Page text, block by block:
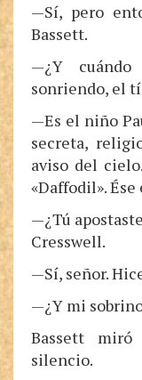
—Sí, pero
Bassett.
—¿Y cuándo
sonriendo, el
—Es el niño
secreta,
aviso del
«Daffodil».
—¿Tú
Cresswell.
—Sí, señor.
—¿Y mi
Bassett
silencio.